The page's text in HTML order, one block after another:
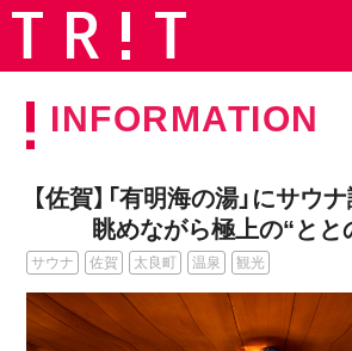
INFORMATION
【佐賀】「有明海の湯」にサウ
眺めながら極上の“とと
サウナ 佐賀 太良町 温泉 観光